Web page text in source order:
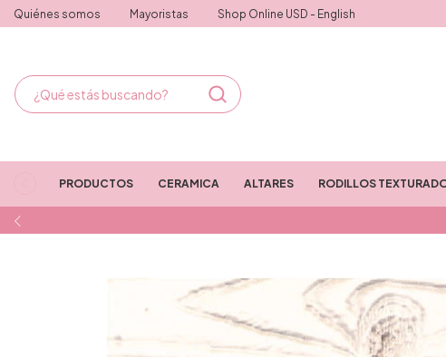
Quiénes somos Mayoristas Shop Online USD - English
PRODUCTOS CERAMICA ALTARES RODILLOS